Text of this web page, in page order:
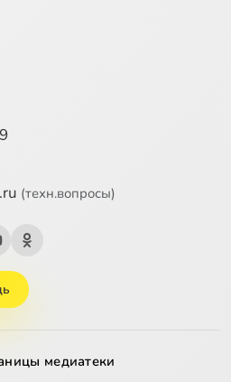
(техн.вопросы)
медиатеки